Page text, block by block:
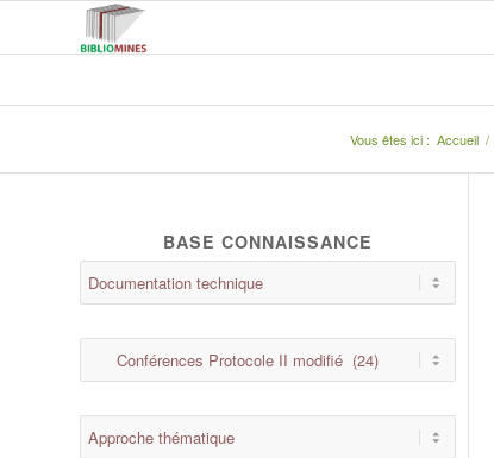
Vous êtes ici : Accueil /
BASE CONNAISSANCE